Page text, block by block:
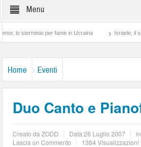
Menu
per fame in Ucraina Israele, il sangue
Home Eventi
Duo Canto e
Creato daZODD Data:26 Luglio 2007
Lascia un Commento
1364 Visualizzazioni